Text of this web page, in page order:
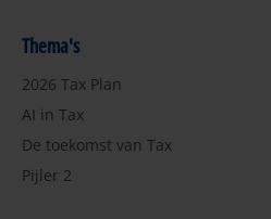
Thema's
2026 Tax Plan
AI in Tax
De toekomst van Tax
Pijler 2